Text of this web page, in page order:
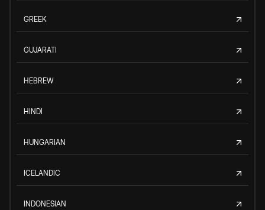
GREEK
GUJARATI
HEBREW
HINDI
HUNGARIAN
ICELANDIC
INDONESIAN